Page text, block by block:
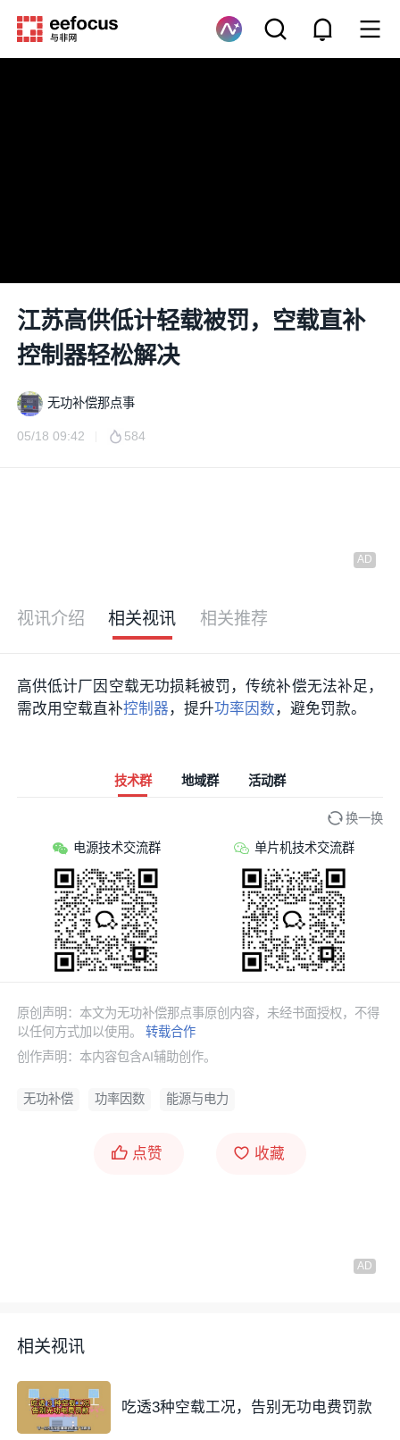
江苏高供低计轻载被罚，空载直补
控制器轻松解决
无功补偿那点事
05/18 09:42 584
视讯介绍 相关视讯 相关推荐
高供低计厂因空载无功损耗被罚，传统补偿无法补足，
需改用空载直补控制器 ，提升功率因数 ，避免罚款。
技术群 地域群 活动群
换一换
电源技术交流群 单片机技术交流群
原创声明：本文为无功补偿那点事原创内容，未经书面授权，不得
以任何方式加以使用。转载合作
创作声明：本内容包含AI辅助创作。
无功补偿 功率因数 能源与电力
点赞 收藏
相关视讯
吃透3种空载工况，告别无功电费罚款